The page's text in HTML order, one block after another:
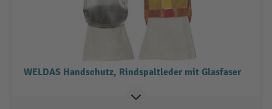
WELDAS Handschutz, Rindspaltleder mit Glasfaser